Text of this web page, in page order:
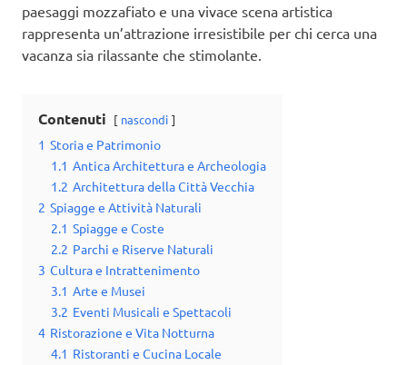
paesaggi mozzafiato e una vivace scena artistica
rappresenta un’attrazione irresistibile per chi cerca una
vacanza sia rilassante che stimolante.
Contenuti nascondi
1 Storia e Patrimonio
1.1 Antica Architettura e Archeologia
1.2 Architettura della Città Vecchia
2 Spiagge e Attività Naturali
2.1 Spiagge e Coste
2.2 Parchi e Riserve Naturali
3 Cultura e Intrattenimento
3.1 Arte e Musei
3.2 Eventi Musicali e Spettacoli
4 Ristorazione e Vita Notturna
4.1 Ristoranti e Cucina Locale